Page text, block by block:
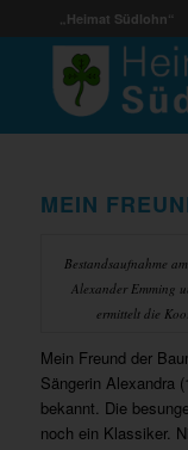
„Heimat Südlohn“
MEIN
Bestandsaufnahme
Alexander Emming
ermittelt die
Mein Freund der
Sängerin Alexandra
bekannt. Die
noch ein Klassiker.